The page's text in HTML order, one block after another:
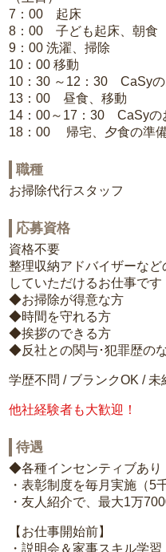
7：00 起床
8：00 子ども起床、朝食
9：00 洗濯、掃除
10：00 移動
10：30 ～12：30 CaSy
13：00 昼食、移動
14：00～17：30 CaSyの
18：00 帰宅、夕食の準
職種
お掃除代行スタッフ
応募資格
資格不要
整理収納アドバイザーな
していただけるお仕事です
◆お掃除が得意な方
◆時間を守れる方
◆挨拶のできる方
◆反社との関与･犯罪歴の
学歴不問 / ブランクOK /
他社経験者も大歓迎！
待遇
◆各種インセンティブあり
・表彰制度を毎月実施（5
・友人紹介で、最大1万
【お仕事開始前】
・説明会＆家事スキル学習